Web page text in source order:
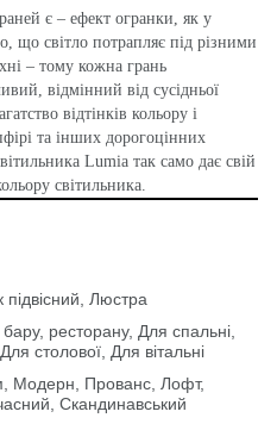
є – ефект огранки, як у
що світло потрапляє під різними
– тому кожна грань
відмінний від сусідньої
відтінків кольору і
та інших дорогоцінних
Lumia так само дає свій
світильника.
підвісний, Люстра
ресторану, Для спальні,
столової, Для вітальні
Модерн, Прованс, Лофт,
Скандинавський